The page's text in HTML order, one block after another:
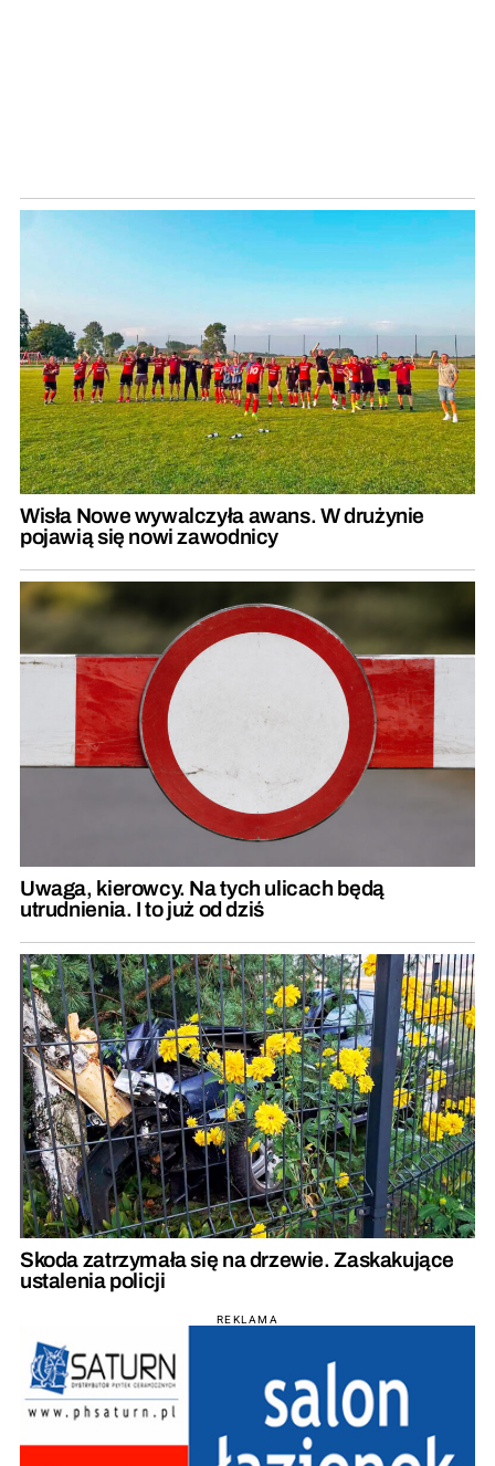
Wisła Nowe wywalczyła awans. W drużynie
pojawią się nowi zawodnicy
Uwaga, kierowcy. Na tych ulicach będą
utrudnienia. I to już od dziś
Skoda zatrzymała się na drzewie. Zaskakujące
ustalenia policji
REKLAMA